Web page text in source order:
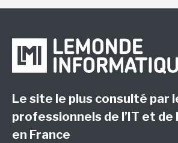
Le site le plus consulté par
professionnels de l’IT et de
en France